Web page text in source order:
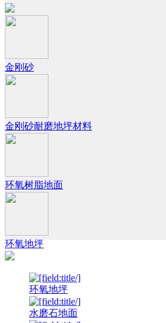
金刚砂
金刚砂耐磨地坪材料
环氧树脂地面
环氧地坪
环氧地坪
水磨石地面